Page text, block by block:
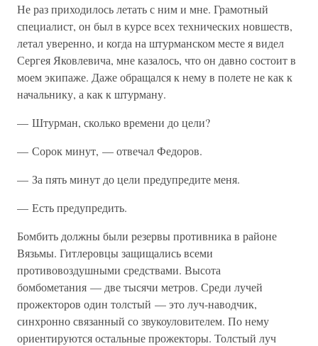
Не раз приходилось летать с ним и мне. Грамотный
специалист, он был в курсе всех технических новшеств,
летал уверенно, и когда на штурманском месте я видел
Сергея Яковлевича, мне казалось, что он давно состоит в
моем экипаже. Даже обращался к нему в полете не как к
начальнику, а как к штурману.
— Штурман, сколько времени до цели?
— Сорок минут, — отвечал Федоров.
— За пять минут до цели предупредите меня.
— Есть предупредить.
Бомбить должны были резервы противника в районе
Вязьмы. Гитлеровцы защищались всеми
противовоздушными средствами. Высота
бомбометания — две тысячи метров. Среди лучей
прожекторов один толстый — это луч-наводчик,
синхронно связанный со звукоуловителем. По нему
ориентируются остальные прожекторы. Толстый луч